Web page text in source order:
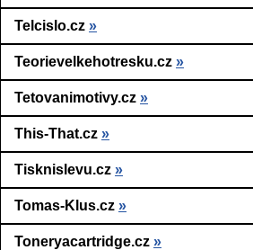
Telcislo.cz »
Teorievelkehotresku.cz »
Tetovanimotivy.cz »
This-That.cz »
Tisknislevu.cz »
Tomas-Klus.cz »
Toneryacartridge.cz »